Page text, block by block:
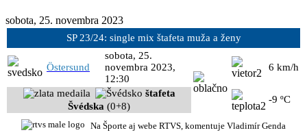
sobota, 25. novembra 2023
SP 23/24: single mix štafeta muža a ženy
Östersund
sobota, 25.
novembra 2023,
12:30
6 km/h
štafeta
Švédska (0+8)
-9 ºC
Na Športe aj webe RTVS, komentuje Vladimír Genda